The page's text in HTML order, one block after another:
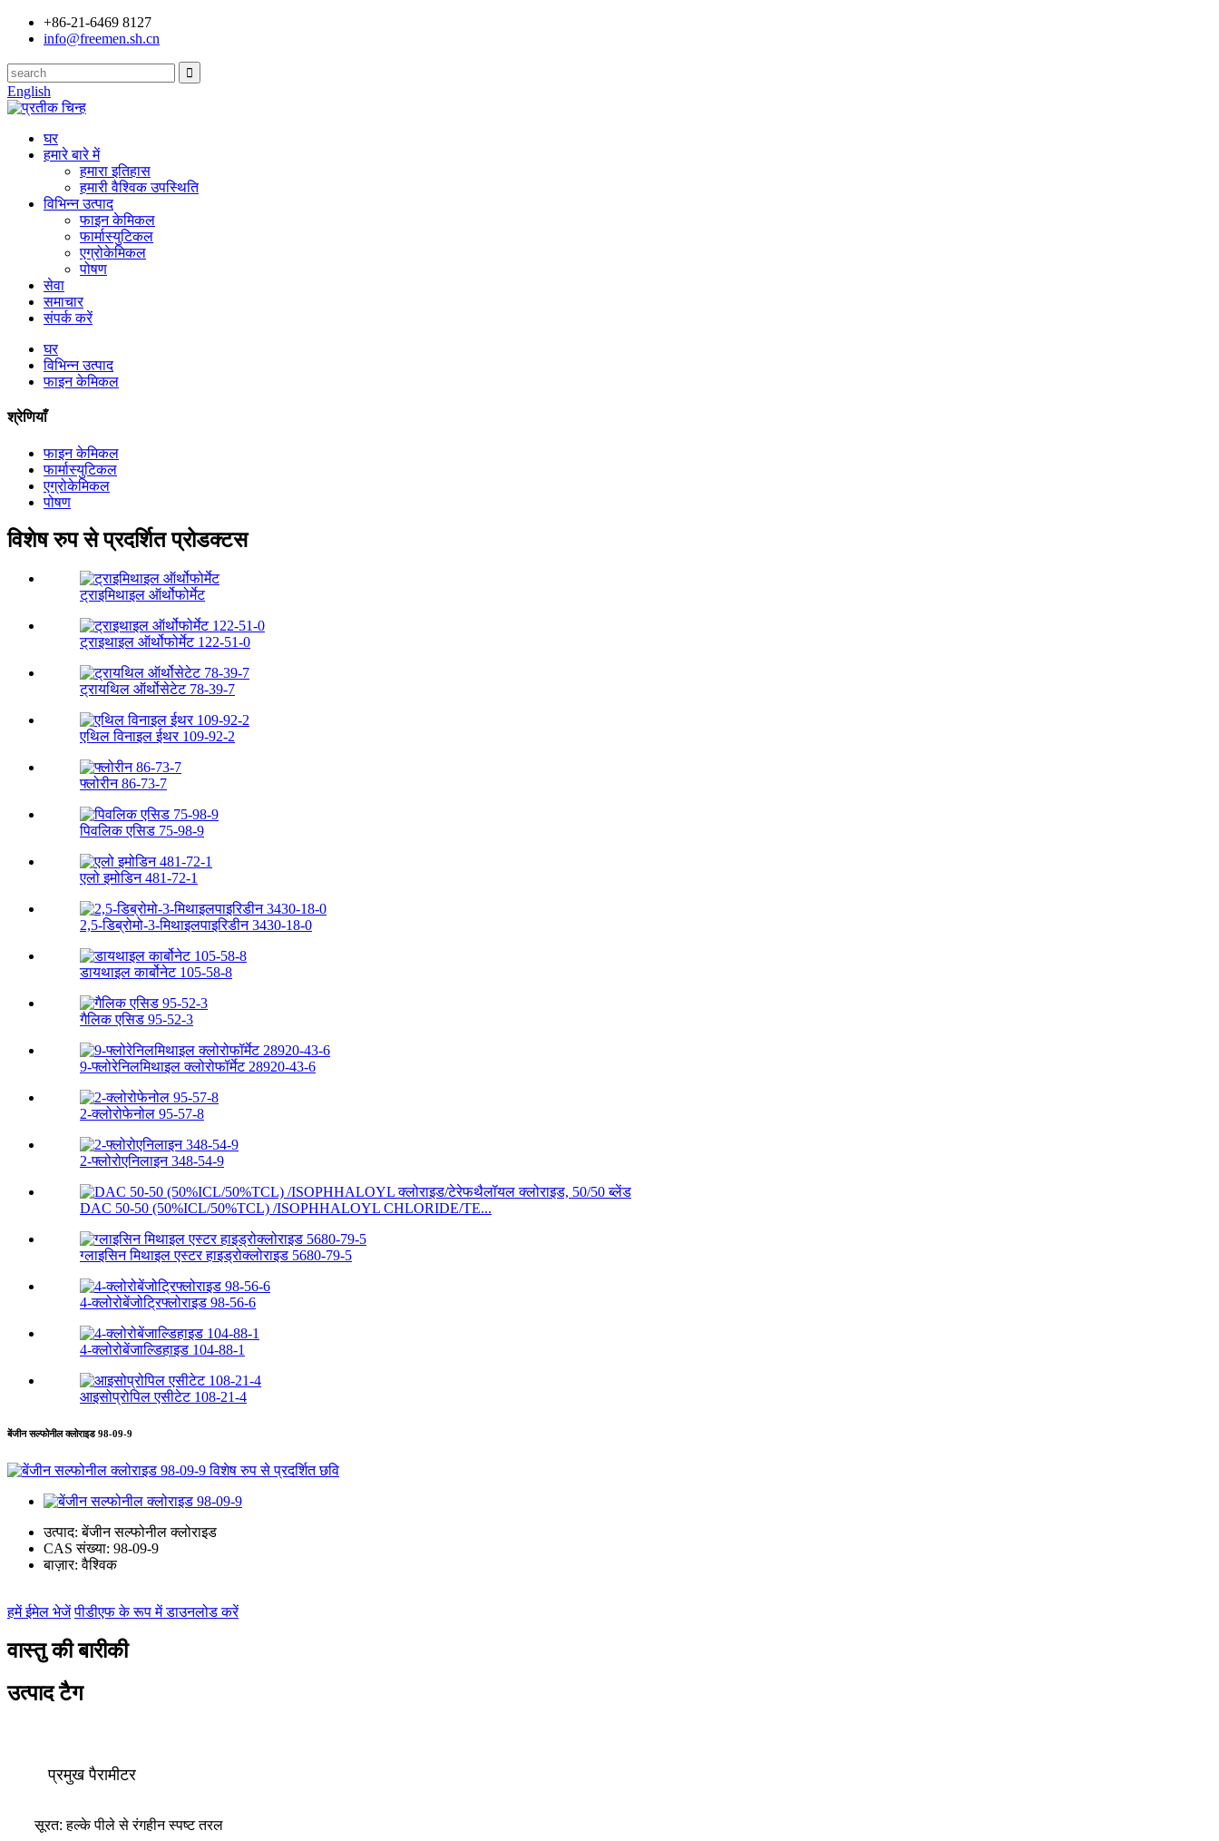
+86-21-6469 8127
info@freemen.sh.cn
English
घर
हमारे बारे में
हमारा इतिहास
हमारी वैश्विक उपस्थिति
विभिन्न उत्पाद
फाइन केमिकल
फार्मास्युटिकल
एग्रोकेमिकल
पोषण
सेवा
समाचार
संपर्क करें
घर
विभिन्न उत्पाद
फाइन केमिकल
श्रेणियाँ
फाइन केमिकल
फार्मास्युटिकल
एग्रोकेमिकल
पोषण
विशेष रुप से प्रदर्शित प्रोडक्टस
ट्राइमिथाइल ऑर्थोफोर्मेट
ट्राइथाइल ऑर्थोफोर्मेट 122-51-0
ट्रायथिल ऑर्थोसेटेट 78-39-7
एथिल विनाइल ईथर 109-92-2
फ्लोरीन 86-73-7
पिवलिक एसिड 75-98-9
एलो इमोडिन 481-72-1
2,5-डिब्रोमो-3-मिथाइलपाइरिडीन 3430-18-0
डायथाइल कार्बोनेट 105-58-8
गैलिक एसिड 95-52-3
9-फ्लोरेनिलमिथाइल क्लोरोफॉर्मेट 28920-43-6
2-क्लोरोफेनोल 95-57-8
2-फ्लोरोएनिलाइन 348-54-9
DAC 50-50 (50%ICL/50%TCL) /ISOPHHALOYL CHLORIDE/TE...
ग्लाइसिन मिथाइल एस्टर हाइड्रोक्लोराइड 5680-79-5
4-क्लोरोबेंजोट्रिफ्लोराइड 98-56-6
4-क्लोरोबेंजाल्डिहाइड 104-88-1
आइसोप्रोपिल एसीटेट 108-21-4
बेंजीन सल्फोनील क्लोराइड 98-09-9
उत्पाद: बेंजीन सल्फोनील क्लोराइड
CAS संख्या: 98-09-9
बाज़ार: वैश्विक
हमें ईमेल भेजें पीडीएफ के रूप में डाउनलोड करें
वास्तु की बारीकी
उत्पाद टैग
प्रमुख पैरामीटर
सूरत: हल्के पीले से रंगहीन स्पष्ट तरल